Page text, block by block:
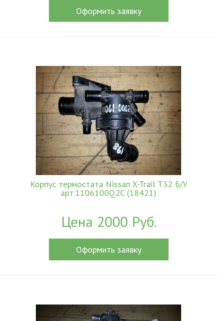
Оформить заявку
Корпус термостата Nissan X-Trail T32 Б/У
арт.1106100Q2C (18421)
Цена 2000 Руб.
Оформить заявку